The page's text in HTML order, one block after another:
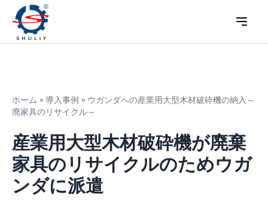
ホーム » 導入事例 » ウガンダへの産業用大型木材破砕機の納入～
廃家具のリサイクル～
産業用大型木材破砕機が廃棄
家具のリサイクルのためウガ
ンダに派遣